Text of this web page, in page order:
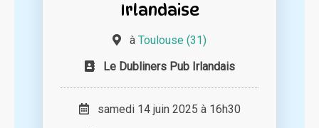
Irlandaise
à Toulouse (31)
Le Dubliners Pub Irlandais
samedi 14 juin 2025 à 16h30